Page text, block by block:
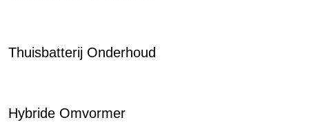
Thuisbatterij Onderhoud
Hybride Omvormer